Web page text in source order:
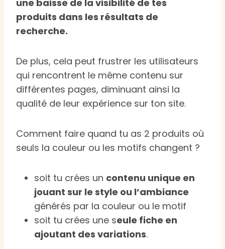
une baisse de la visibilité de tes
produits dans les résultats de
recherche.
De plus, cela peut frustrer les utilisateurs
qui rencontrent le même contenu sur
différentes pages, diminuant ainsi la
qualité de leur expérience sur ton site.
Comment faire quand tu as 2 produits où
seuls la couleur ou les motifs changent ?
soit tu crées un contenu unique en
jouant sur le style ou l’ambiance
générés par la couleur ou le motif
soit tu crées une seule fiche en
ajoutant des variations.